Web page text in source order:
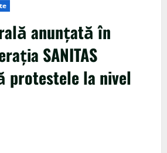
anunțată în
SANITAS
protestele la nivel